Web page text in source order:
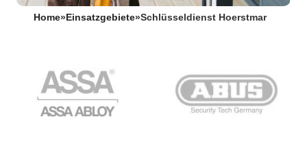
Home» Einsatzgebiete»Schlüsseldienst Hoerstmar